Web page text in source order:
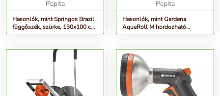
Pepita
Hasonlók, mint Springos Brazil
függőszék, szürke, 130x100 cm,
szürke párnával
Pepita
Hasonlók, mint Gardena
AquaRoll M hordozható
Tömlőkocsi - kék-szürke